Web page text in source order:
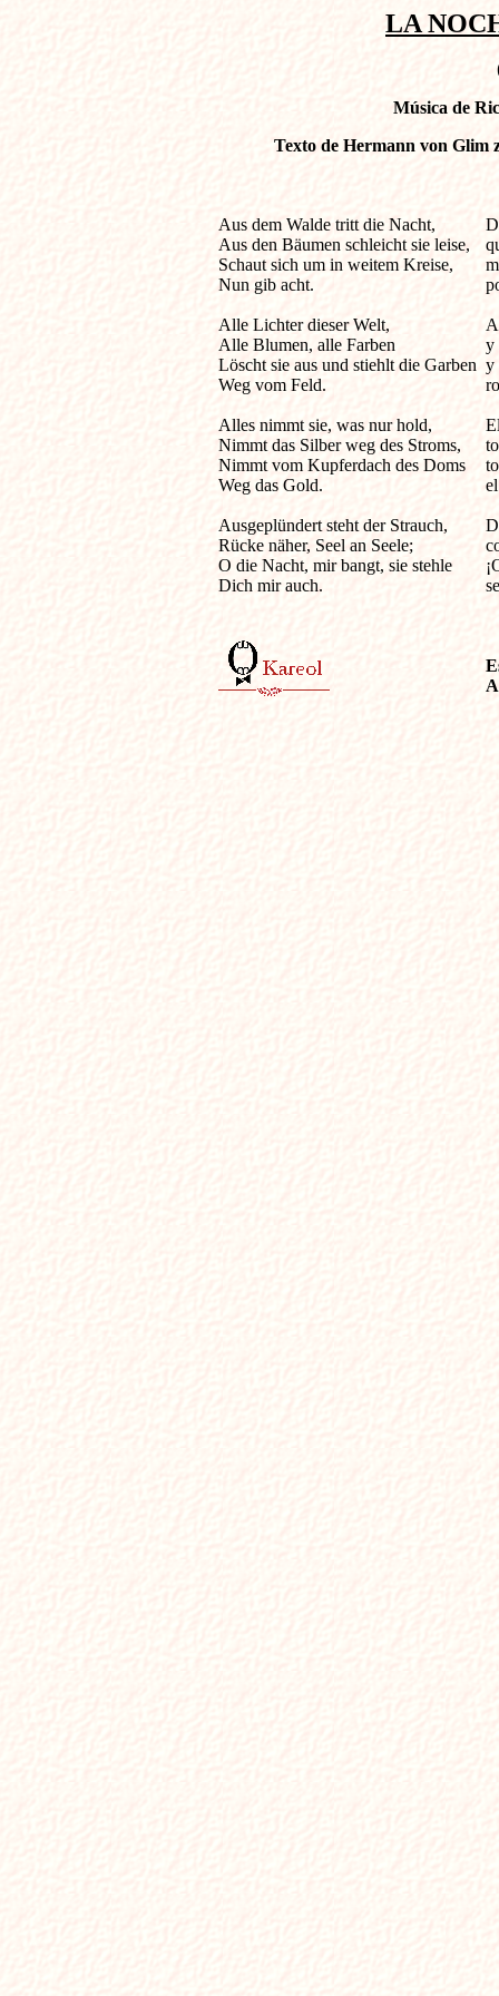
LA
Música de
Texto de Hermann von Glim
Aus dem Walde tritt die Nacht,
Aus den Bäumen schleicht sie leise,
Schaut sich um in weitem Kreise,
Nun gib acht.
Alle Lichter dieser Welt,
Alle Blumen, alle Farben
Löscht sie aus und stiehlt die Garben
Weg vom Feld.
Alles nimmt sie, was nur hold,
Nimmt das Silber weg des Stroms,
Nimmt vom Kupferdach des Doms
Weg das Gold.
Ausgeplündert steht der Strauch,
Rücke näher, Seel an Seele;
O die Nacht, mir bangt, sie stehle
Dich mir auch.
y
y